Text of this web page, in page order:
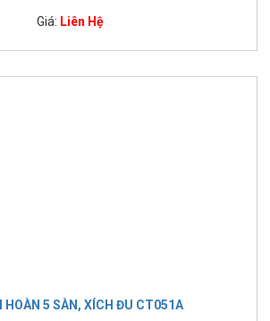
Giá: Liên Hệ
HOÀN 5 SÀN, XÍCH ĐU CT051A